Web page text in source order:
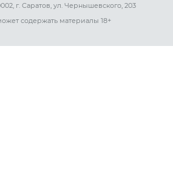
г. Саратов, ул. Чернышевского, 203
содержать материалы 18+